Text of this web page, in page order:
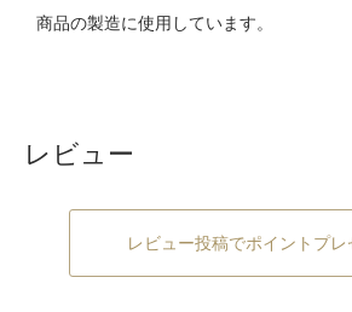
商品の製造に使用しています。
レビュー
レビュー投稿でポイントプレ